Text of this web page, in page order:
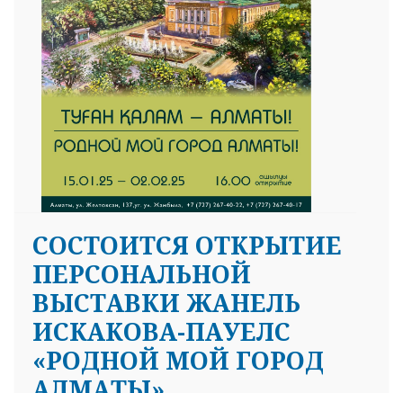
СОСТОИТСЯ ОТКРЫТИЕ
ПЕРСОНАЛЬНОЙ
ВЫСТАВКИ ЖАНЕЛЬ
ИСКАКОВА-ПАУЕЛС
«РОДНОЙ МОЙ ГОРОД